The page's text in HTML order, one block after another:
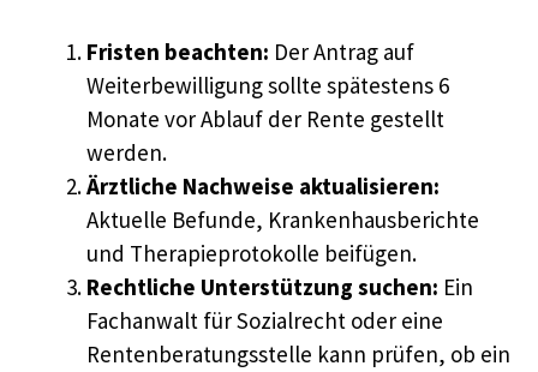
Fristen beachten: Der Antrag auf
Weiterbewilligung sollte spätestens 6
Monate vor Ablauf der Rente gestellt
werden.
Ärztliche Nachweise aktualisieren:
Aktuelle Befunde, Krankenhausberichte
und Therapieprotokolle beifügen.
Rechtliche Unterstützung suchen: Ein
Fachanwalt für Sozialrecht oder eine
Rentenberatungsstelle kann prüfen, ob ein